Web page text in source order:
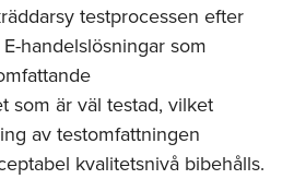
testprocessen efter
handelslösningar som
som är väl testad, vilket
av testomfattningen
kvalitetsnivå bibehålls.